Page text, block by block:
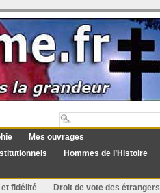
Mes ouvrages
Hommes de l’Histoire
et fidélité
Droit de vote des étrangers